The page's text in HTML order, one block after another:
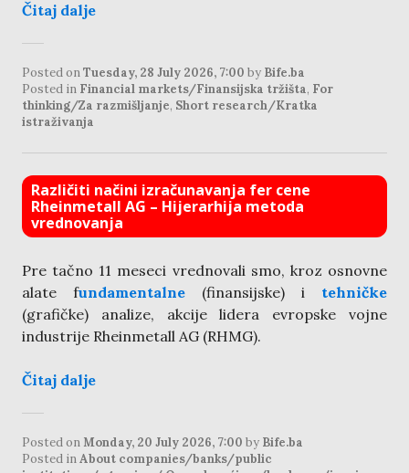
Čitaj dalje
Posted onTuesday, 28 July 2026, 7:00 by Bife.ba
Posted in Financial markets/Finansijska tržišta, For
thinking/Za razmišljanje, Short research/Kratka
istraživanja
Različiti načini izračunavanja fer cene
Rheinmetall AG – Hijerarhija metoda
vrednovanja
Pre tačno 11 meseci vrednovali smo, kroz osnovne
alate fundamentalne (finansijske) i tehničke
(grafičke) analize, akcije lidera evropske vojne
industrije Rheinmetall AG (RHMG).
Čitaj dalje
Posted on Monday, 20 July 2026, 7:00 by Bife.ba
Posted inAbout companies/banks/public